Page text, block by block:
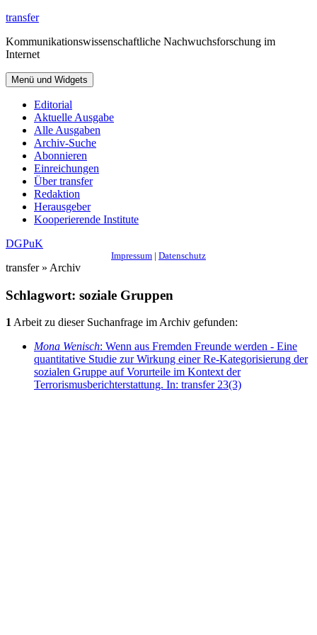
Zum
springen
transfer
Kommunikationswissenschaftliche Nachwuchsforschung im
Internet
Menü und Widgets
Editorial
Aktuelle Ausgabe
Alle Ausgaben
Archiv-Suche
Abonnieren
Einreichungen
Über transfer
Redaktion
Herausgeber
Kooperierende Institute
DGPuK
Impressum | Datenschutz
transfer » Archiv
Schlagwort: soziale Gruppen
1Arbeit zu dieser Suchanfrage im Archiv gefunden:
Mona Wenisch: Wenn aus Fremden Freunde werden - Eine
quantitative Studie zur Wirkung einer Re-Kategorisierung der
sozialen Gruppe auf Vorurteile im Kontext der
Terrorismusberichterstattung. In: transfer 23(3)